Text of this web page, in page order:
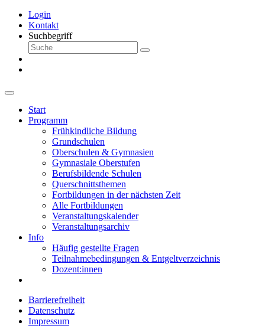
Login
Kontakt
Suchbegriff
Start
Programm
Frühkindliche Bildung
Grundschulen
Oberschulen & Gymnasien
Gymnasiale Oberstufen
Berufsbildende Schulen
Querschnittsthemen
Fortbildungen in der nächsten Zeit
Alle Fortbildungen
Veranstaltungskalender
Veranstaltungsarchiv
Info
Häufig gestellte Fragen
Teilnahmebedingungen & Entgeltverzeichnis
Dozent:innen
Barrierefreiheit
Datenschutz
Impressum